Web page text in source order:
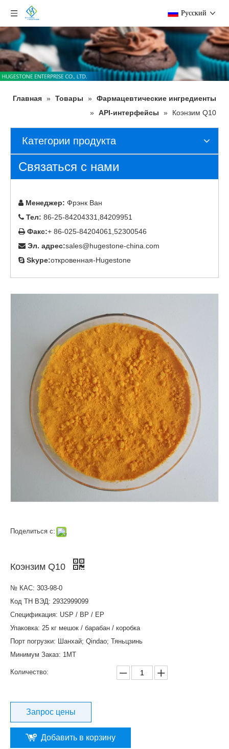
Pусский
Главная » Товары » Фармацевтические ингредиенты
» API-интерфейсы » Коэнзим Q10
Категории продукта
Связаться с нами
 Менеджер: Фрэнк Ван
 Тел: 86-25-84204331,84209951
 Факс:+ 86-025-84204061,52300546
 Эл. адрес:sales@hugestone-china.com
 Skype:откровенная-Hugestone
Поделиться с:
Коэнзим Q10
№ КАС: 303-98-0
Код ТН ВЭД: 2932999099
Спецификация: USP / BP / EP
Упаковка: 25 кг мешок / барабан / коробка
Порт погрузки: Шанхай; Qindao; Тяньцзинь
Минимум Заказ: 1MT
Количество:
Запрос цены
Добавить в корзину